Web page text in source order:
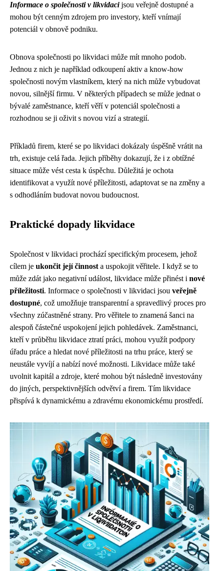
Informace o společnosti v likvidacijsou veřejně dostupné a
mohou být cenným zdrojem pro investory, kteří vnímají
potenciál v obnově podniku.
Obnova společnosti po likvidaci může mít mnoho podob.
Jednou z nich je například odkoupení aktiv a know-how
společnosti novým vlastníkem, který na nich může vybudovat
novou, silnější firmu. V některých případech se může jednat o
bývalé zaměstnance, kteří věří v potenciál společnosti a
rozhodnou se ji oživit s novou vizí a strategií.
Příkladů firem, které se po likvidaci dokázaly úspěšně vrátit na
trh, existuje celá řada. Jejich příběhy dokazují, že i z obtížné
situace může vést cesta k úspěchu. Důležitá je ochota
identifikovat a využít nové příležitosti, adaptovat se na změny a
s odhodláním budovat novou budoucnost.
Praktické dopady likvidace
Společnost v likvidaci prochází specifickým procesem, jehož
cílem je ukončit její činnost a uspokojit věřitele. I když se to
může zdát jako negativní událost, likvidace může přinést i nové
příležitosti. Informace o společnosti v likvidaci jsou veřejně
dostupné, což umožňuje transparentní a spravedlivý proces pro
všechny zúčastněné strany. Pro věřitele to znamená šanci na
alespoň částečné uspokojení jejich pohledávek. Zaměstnanci,
kteří v průběhu likvidace ztratí práci, mohou využít podpory
úřadu práce a hledat nové příležitosti na trhu práce, který se
neustále vyvíjí a nabízí nové možnosti. Likvidace může také
uvolnit kapitál a zdroje, které mohou být následně investovány
do jiných, perspektivnějších odvětví a firem. Tím likvidace
přispívá k dynamickému a zdravému ekonomickému prostředí.